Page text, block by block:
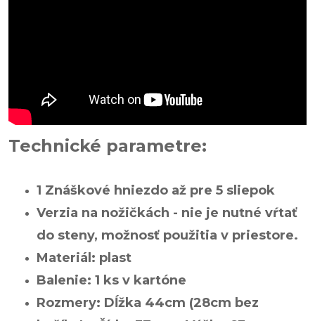
Technické parametre:
1 Znáškové hniezdo až pre 5 sliepok
Verzia na nožičkách - nie je nutné vŕtať
do steny, možnosť použitia v priestore.
Materiál: plast
Balenie: 1 ks v kartóne
Rozmery: Dĺžka 44cm (28cm bez